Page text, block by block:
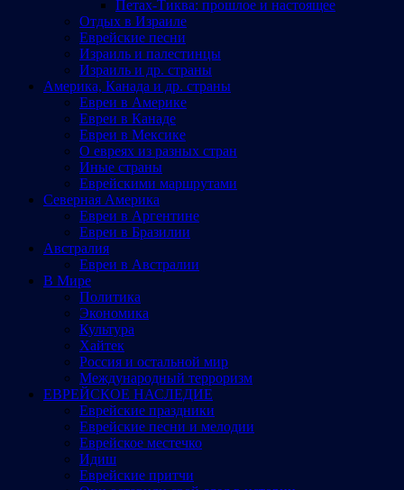
Петах-Тиква: прошлое и настоящее
Отдых в Израиле
Еврейские песни
Израиль и палестинцы
Израиль и др. страны
Америка, Канада и др. страны
Евреи в Америке
Евреи в Канаде
Евреи в Мексике
О евреях из разных стран
Иные страны
Еврейскими маршрутами
Северная Америка
Евреи в Аргентине
Евреи в Бразилии
Австралия
Евреи в Австралии
В Мире
Политика
Экономика
Культура
Хайтек
Россия и остальной мир
Международный терроризм
ЕВРЕЙСКОЕ НАСЛЕДИЕ
Еврейские праздники
Еврейские песни и мелодии
Еврейское местечко
Идиш
Еврейские притчи